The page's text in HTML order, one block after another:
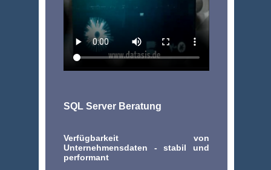
SQL Server Beratung
Verfügbarkeit von
Unternehmensdaten - stabil und
performant